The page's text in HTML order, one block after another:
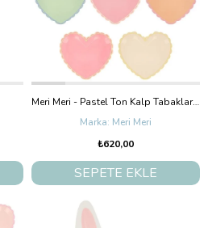
Meri Meri - Pastel Ton Kalp Tabaklar (L) (8'Li)
Meri Meri
₺620,00
SEPETE EKLE